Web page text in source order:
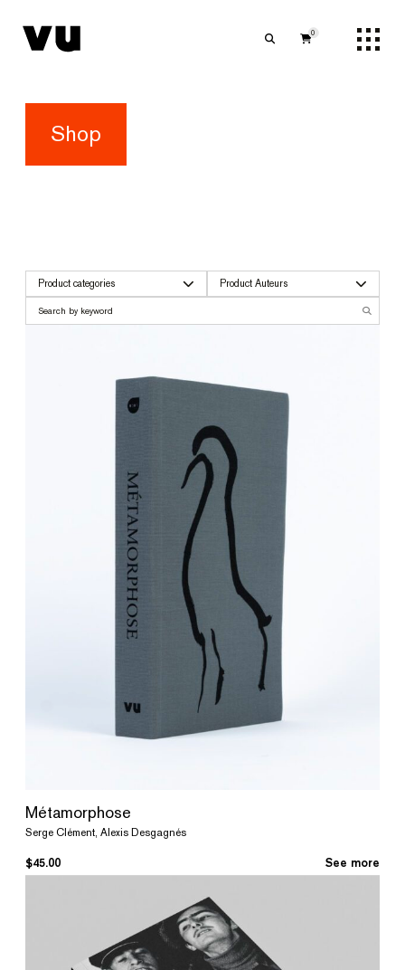
0
Shop
Product categories Product Auteurs
Métamorphose
Serge Clément, Alexis Desgagnés
$45.00 See more